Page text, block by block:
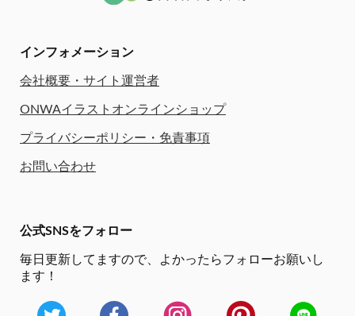
インフォメーション
会社概要・サイト運営者
ONWAイラストオンラインショップ
プライバシーポリシー・免責事項
お問い合わせ
公式SNSをフォロー
毎日更新してますので、
よかったらフォローお願いし
ます！